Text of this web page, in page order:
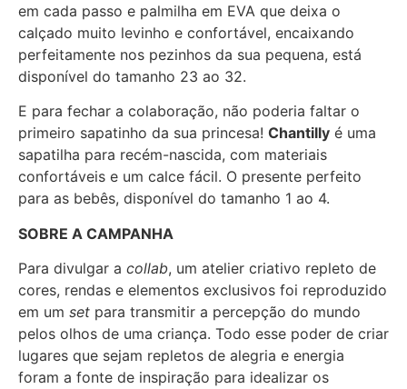
em cada passo e palmilha em EVA que deixa o
calçado muito levinho e confortável, encaixando
perfeitamente nos pezinhos da sua pequena, está
disponível do tamanho 23 ao 32.
E para fechar a colaboração, não poderia faltar o
primeiro sapatinho da sua princesa! Chantilly é uma
sapatilha para recém-nascida, com materiais
confortáveis e um calce fácil. O presente perfeito
para as bebês, disponível do tamanho 1 ao 4.
SOBRE A CAMPANHA
Para divulgar a collab, um atelier criativo repleto de
cores, rendas e elementos exclusivos foi reproduzido
em um set para transmitir a percepção do mundo
pelos olhos de uma criança. Todo esse poder de criar
lugares que sejam repletos de alegria e energia
foram a fonte de inspiração para idealizar os